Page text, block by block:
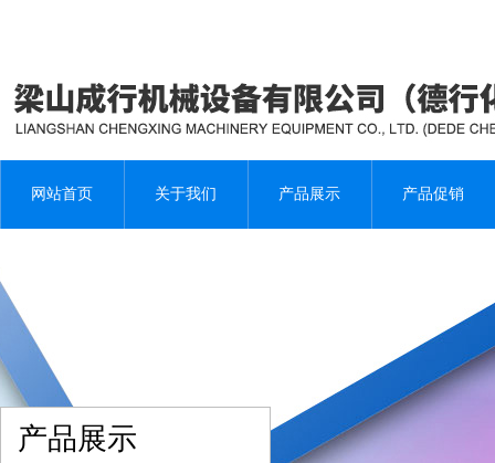
网站首页 关于我们 产品展示 产品促销
产品展示